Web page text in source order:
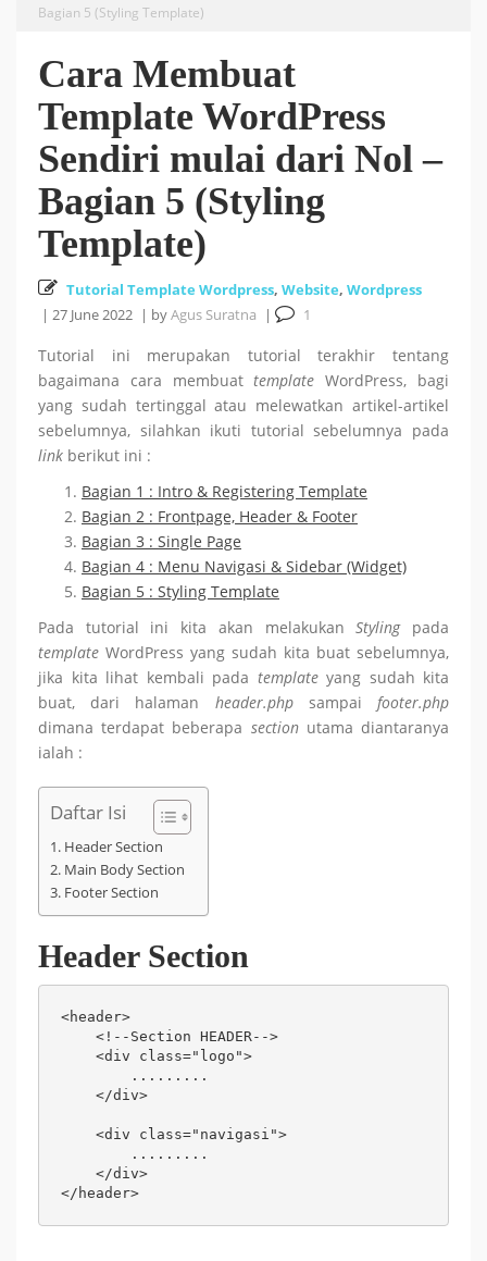
24.04 LTS 26 October 2025
Cara Mencari Jurnal dengan mudah di Publish or Perish
5 October 2025
Tutorial Bahasa R : #5 Visualisasi Data dengan R
September 2025
Tutorial Bahasa R : #4 Fungsi dan Kontrol Aliran di R
18 September 2025
Bagian 5 (Styling Template)
Cara Membuat
Template WordPress
Sendiri mulai dari Nol –
Bagian 5 (Styling
Template)
Tutorial Template Wordpress, Website, Wordpress
| 27 June 2022 | byAgus Suratna | 1
Tutorial ini merupakan tutorial terakhir tentang
bagaimana cara membuattemplate WordPress, bagi
yang sudah tertinggal atau melewatkan artikel-artikel
sebelumnya, silahkan ikuti tutorial sebelumnya pada
link berikut ini :
Bagian 1 : Intro & Registering Template
Bagian 2 : Frontpage, Header & Footer
Bagian 3 : Single Page
Bagian 4 : Menu Navigasi & Sidebar (Widget)
Bagian 5 : Styling Template
Pada tutorial ini kita akan melakukanStylingpada
template WordPress yang sudah kita buat sebelumnya,
jika kita lihat kembali pada templateyang sudah kita
buat, dari halaman header.phpsampai footer.php
dimana terdapat beberapa sectionutama diantaranya
ialah :
Daftar Isi
Header Section
Main Body Section
Footer Section
Header Section
<header>
    <!--Section HEADER-->
    <div class="logo">
        .........
    </div>
    <div class="navigasi">
        .........
    </div>
</header>